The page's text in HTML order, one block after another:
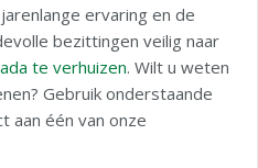
ervaring en de
bezittingen veilig naar
te verhuizen. Wilt u weten
Gebruik onderstaande
aan één van onze